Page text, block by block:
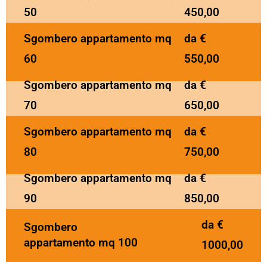
50
450,00
Sgombero appartamento mq
60
da €
550,00
Sgombero appartamento mq
70
da €
650,00
Sgombero appartamento mq
80
da €
750,00
Sgombero appartamento mq
90
da €
850,00
Sgombero
appartamento mq 100
da €
1000,00